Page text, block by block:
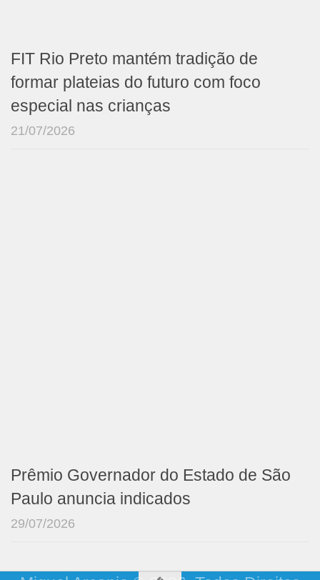
FIT Rio Preto mantém tradição de
formar plateias do futuro com foco
especial nas crianças
21/07/2026
Prêmio Governador do Estado de São
Paulo anuncia indicados
29/07/2026